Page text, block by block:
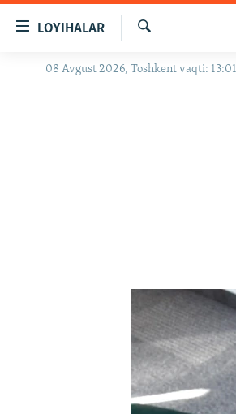
Бош
LOYIHALAR
OZODLIK SURISHTIRUVLARI
Излаш
08 Avgust 2026, Toshkent vaqti: 13:01